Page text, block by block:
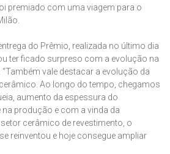
premiado com uma viagem para o
do Prêmio, realizada no último dia
ter ficado surpreso com a evolução na
vale destacar a evolução da
Ao longo do tempo, chegamos
aumento da espessura do
produção e com a vinda da
cerâmico de revestimento, o
reinventou e hoje consegue ampliar